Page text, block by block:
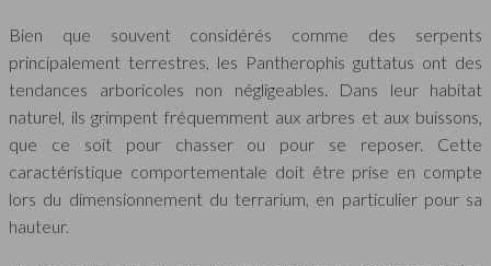
Bien que souvent considérés comme des serpents
principalement terrestres, les Pantherophis guttatus ont des
tendances arboricoles non négligeables. Dans leur habitat
naturel, ils grimpent fréquemment aux arbres et aux buissons,
que ce soit pour chasser ou pour se reposer. Cette
caractéristique comportementale doit être prise en compte
lors du dimensionnement du terrarium, en particulier pour sa
hauteur.